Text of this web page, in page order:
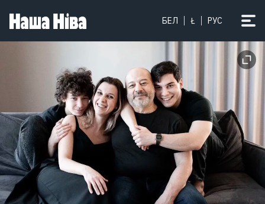
БЕЛ Ł РУС